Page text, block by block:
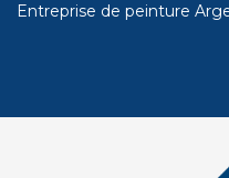
Entreprise de peinture